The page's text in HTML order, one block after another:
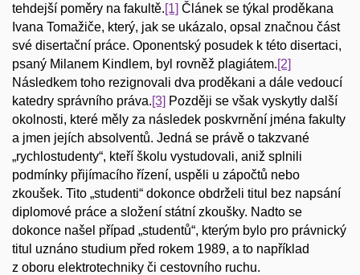
tehdejší poměry na fakultě.[1] Článek se týkal proděkana
Ivana Tomažiče, který, jak se ukázalo, opsal značnou část
své disertační práce. Oponentský posudek k této disertaci,
psaný Milanem Kindlem, byl rovněž plagiátem.[2]
Následkem toho rezignovali dva proděkani a dále vedoucí
katedry správního práva.[3] Později se však vyskytly další
okolnosti, které měly za následek poskvrnění jména fakulty
a jmen jejích absolventů. Jedná se právě o takzvané
„rychlostudenty“, kteří školu vystudovali, aniž splnili
podmínky přijímacího řízení, uspěli u zápočtů nebo
zkoušek. Tito „studenti“ dokonce obdrželi titul bez napsání
diplomové práce a složení státní zkoušky. Nadto se
dokonce našel případ „studentů“, kterým bylo pro právnický
titul uznáno studium před rokem 1989, a to například
z oboru elektrotechniky či cestovního ruchu.